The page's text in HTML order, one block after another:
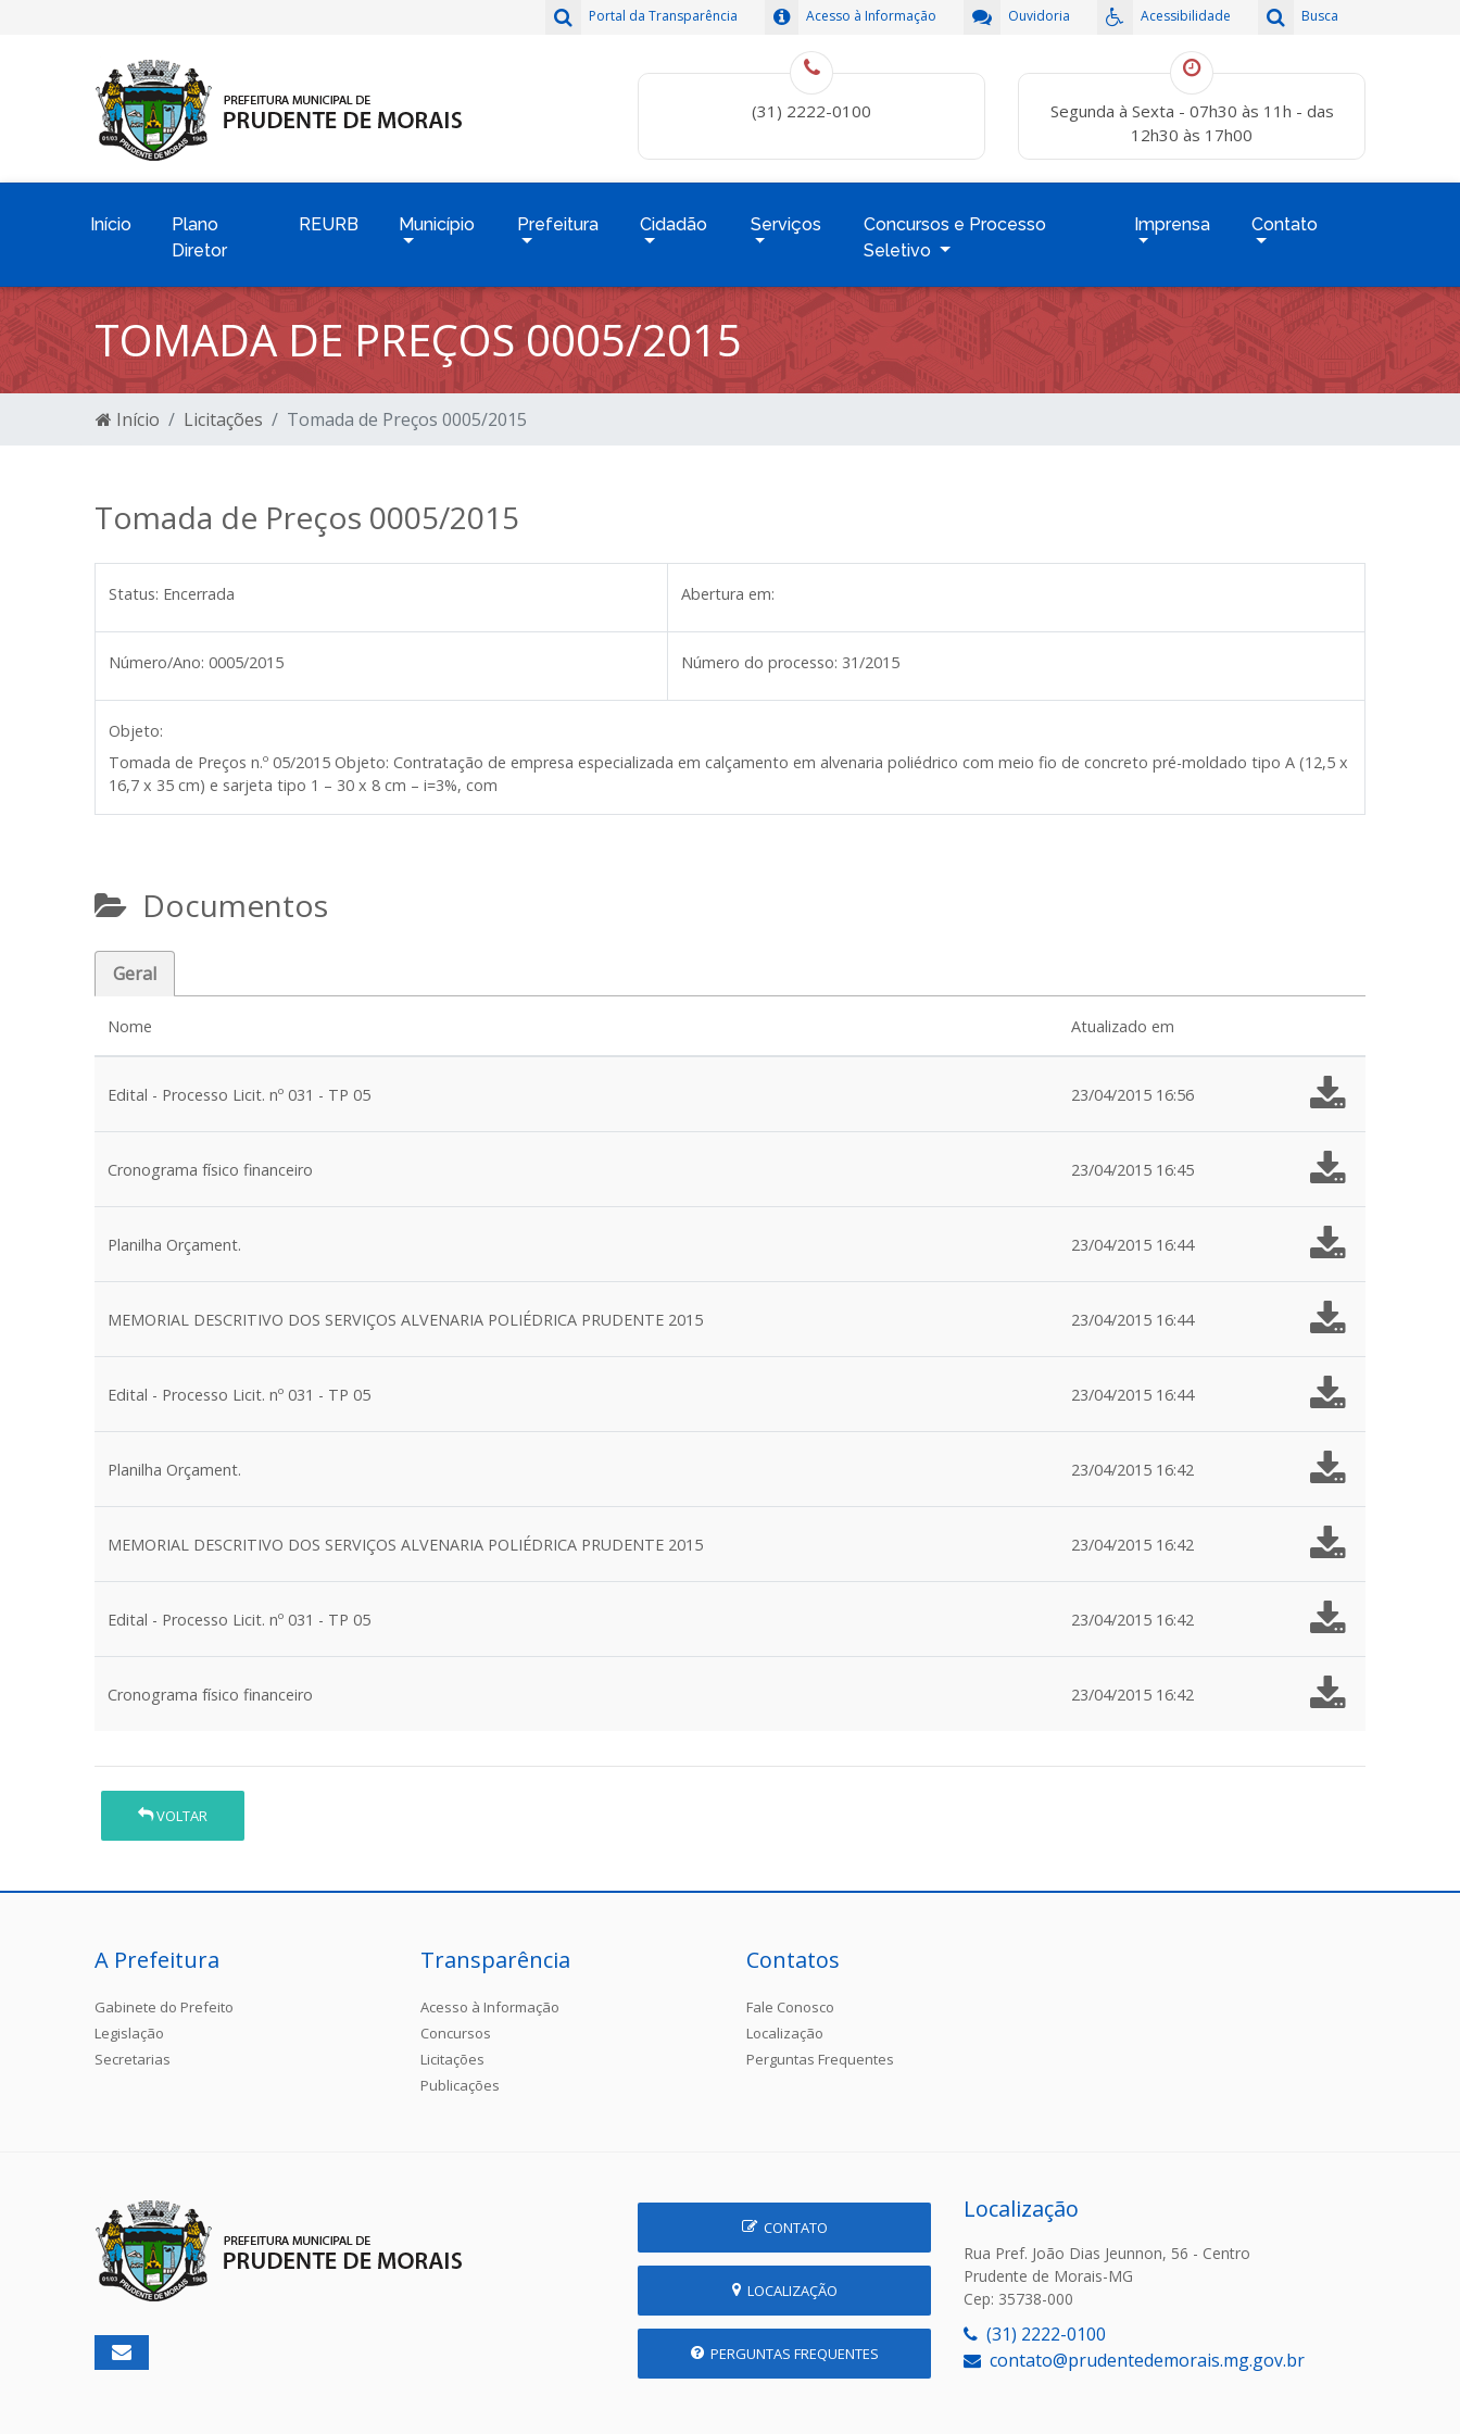
Busca
Acessibilidade
Ouvidoria
Acesso à Informação
Portal da Transparência
(31) 2222-0100
Segunda à Sexta - 07h30 às 11h - das
12h30 às 17h00
Início
Plano
Diretor
REURB Município Prefeitura Cidadão Serviços
Concursos e Processo
Seletivo
Imprensa Contato
TOMADA DE PREÇOS 0005/2015
Início Licitações Tomada de Preços 0005/2015
Tomada de Preços 0005/2015
Status: Encerrada Abertura em:
Número/Ano: 0005/2015 Número do processo: 31/2015
Objeto:
Tomada de Preços n.º 05/2015 Objeto: Contratação de empresa especializada em calçamento em alvenaria poliédrico com meio fio de concreto pré-moldado tipo A (12,5 x
16,7 x 35 cm) e sarjeta tipo 1 – 30 x 8 cm – i=3%, com
Documentos
Geral
Nome Atualizado em
Edital - Processo Licit. nº 031 - TP 05 23/04/2015 16:56
Cronograma físico financeiro 23/04/2015 16:45
Planilha Orçament. 23/04/2015 16:44
MEMORIAL DESCRITIVO DOS SERVIÇOS ALVENARIA POLIÉDRICA PRUDENTE 2015 23/04/2015 16:44
Edital - Processo Licit. nº 031 - TP 05 23/04/2015 16:44
Planilha Orçament. 23/04/2015 16:42
MEMORIAL DESCRITIVO DOS SERVIÇOS ALVENARIA POLIÉDRICA PRUDENTE 2015 23/04/2015 16:42
Edital - Processo Licit. nº 031 - TP 05 23/04/2015 16:42
Cronograma físico financeiro 23/04/2015 16:42
VOLTAR
A Prefeitura
Gabinete do Prefeito
Legislação
Secretarias
Transparência
Acesso à Informação
Concursos
Licitações
Publicações
Contatos
Fale Conosco
Localização
Perguntas Frequentes
CONTATO
LOCALIZAÇÃO
PERGUNTAS FREQUENTES
Localização
Rua Pref. João Dias Jeunnon, 56 - Centro
Prudente de Morais-MG
Cep: 35738-000
(31) 2222-0100
contato@prudentedemorais.mg.gov.br